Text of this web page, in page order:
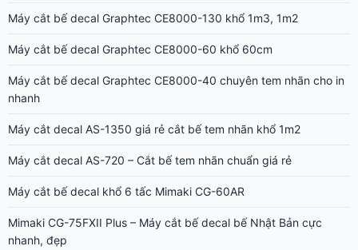
Máy cắt bế decal Graphtec CE8000-130 khổ 1m3, 1m2
Máy cắt bế decal Graphtec CE8000-60 khổ 60cm
Máy cắt bế decal Graphtec CE8000-40 chuyên tem nhãn cho in
nhanh
Máy cắt decal AS-1350 giá rẻ cắt bế tem nhãn khổ 1m2
Máy cắt decal AS-720 – Cắt bế tem nhãn chuẩn giá rẻ
Máy cắt bế decal khổ 6 tấc Mimaki CG-60AR
Mimaki CG-75FXII Plus – Máy cắt bế decal bế Nhật Bản cực
nhanh, đẹp